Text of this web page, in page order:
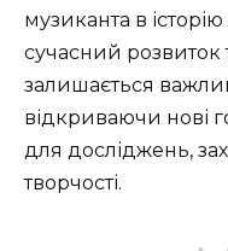
музиканта в
сучасний розвиток
залишається
відкриваючи нові
для досліджень,
творчості.